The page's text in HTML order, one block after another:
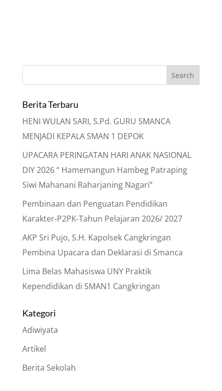
Berita Terbaru
HENI WULAN SARI, S.Pd. GURU SMANCA
MENJADI KEPALA SMAN 1 DEPOK
UPACARA PERINGATAN HARI ANAK NASIONAL
DIY 2026 “ Hamemangun Hambeg Patraping
Siwi Mahanani Raharjaning Nagari”
Pembinaan dan Penguatan Pendidikan
Karakter-P2PK-Tahun Pelajaran 2026/ 2027
AKP Sri Pujo, S.H. Kapolsek Cangkringan
Pembina Upacara dan Deklarasi di Smanca
Lima Belas Mahasiswa UNY Praktik
Kependidikan di SMAN1 Cangkringan
Kategori
Adiwiyata
Artikel
Berita Sekolah